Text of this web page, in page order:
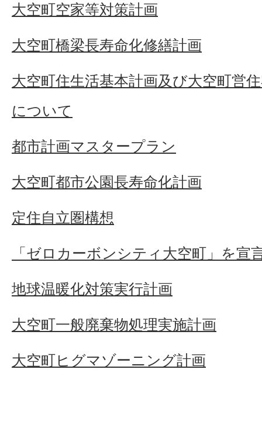
大空町空家等対策計画
大空町橋梁長寿命化修繕計画
大空町住生活基本計画及び大空町営
について
都市計画マスタープラン
大空町都市公園長寿命化計画
定住自立圏構想
「ゼロカーボンシティ大空町」を宣
地球温暖化対策実行計画
大空町一般廃棄物処理実施計画
大空町ヒグマゾーニング計画